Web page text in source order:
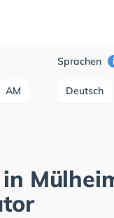
AM
Sprachen
Deutsch